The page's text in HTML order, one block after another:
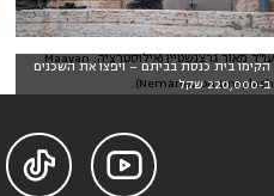
הקימו בית כנסת בביתם – ויפצו את השכנים
ב-220,000 שקל
עו"ד מאור גרצנשטיין (אילוסטרציה: Maayan
Nemanov on Unsplash).

